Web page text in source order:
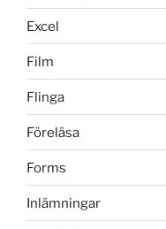
Excel
Film
Flinga
Föreläsa
Forms
Inlämningar